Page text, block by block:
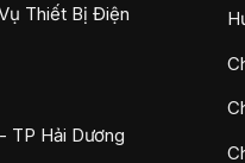
Thiết Bị Điện
TP Hải Dương